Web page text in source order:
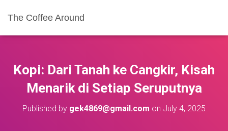
The Coffee Around
Kopi: Dari Tanah ke Cangkir, Kisah
Menarik di Setiap Seruputnya
Published by gek4869@gmail.com on July 4, 2025